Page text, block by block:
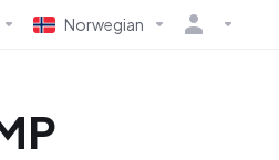
Norwegian